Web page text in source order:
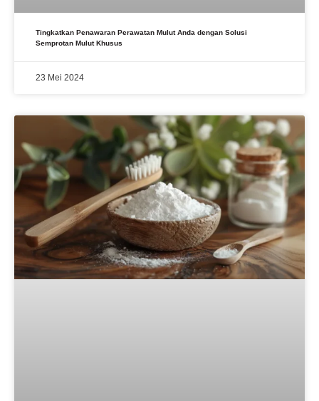
Tingkatkan Penawaran Perawatan Mulut Anda dengan Solusi
Semprotan Mulut Khusus
23 Mei 2024